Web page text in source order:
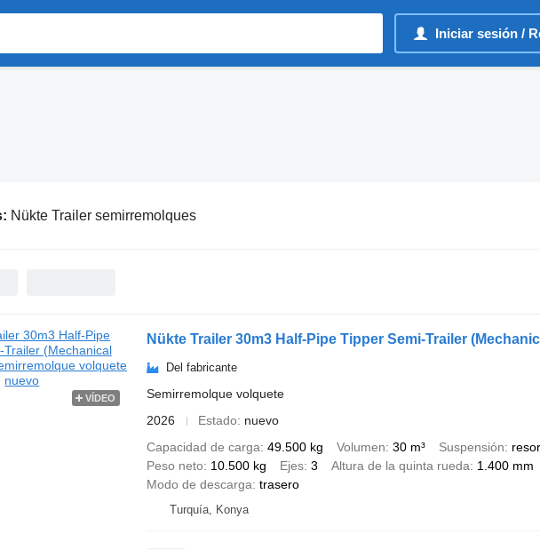
Iniciar sesión /
Nükte Trailer semirremolques
VÍDEO
Nükte Trailer 30m3 Half-Pipe Tipper Semi-Trailer
Del fabricante
Semirremolque volquete
2026
Estado
nuevo
Capacidad de carga 49.500 kg Volumen 30 m³ Suspensión
Peso neto
10.500 kg Ejes 3 Altura de la quinta rueda
1.400 mm
Modo de descarga trasero
Turquía, Konya